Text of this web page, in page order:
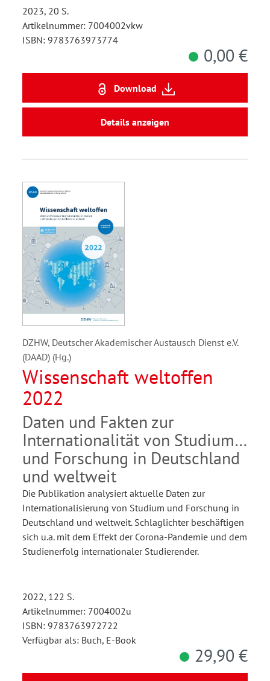
2023, 20 S.
Artikelnummer: 7004002vkw
ISBN: 9783763973774
0,00 €
Download
Details anzeigen
DZHW, Deutscher Akademischer Austausch Dienst e.V.
(DAAD) (Hg.)
Wissenschaft weltoffen
2022
Daten und Fakten zur
Internationalität von Studium
und Forschung in Deutschland
und weltweit
Die Publikation analysiert aktuelle Daten zur
Internationalisierung von Studium und Forschung in
Deutschland und weltweit. Schlaglichter beschäftigen
sich u.a. mit dem Effekt der Corona-Pandemie und dem
Studienerfolg internationaler Studierender.
2022, 122 S.
Artikelnummer: 7004002u
ISBN: 9783763972722
Verfügbar als: Buch, E-Book
29,90 €